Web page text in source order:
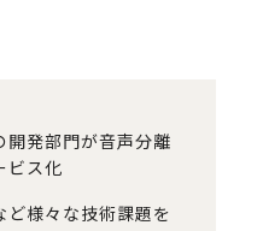
開発部門が音声分離
ビス化
様々な技術課題を